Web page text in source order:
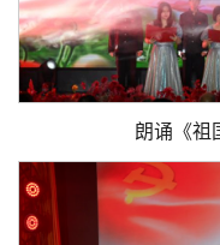
朗诵《祖